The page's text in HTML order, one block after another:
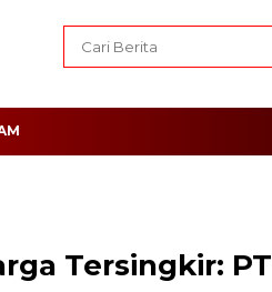
Tersingkir: PT